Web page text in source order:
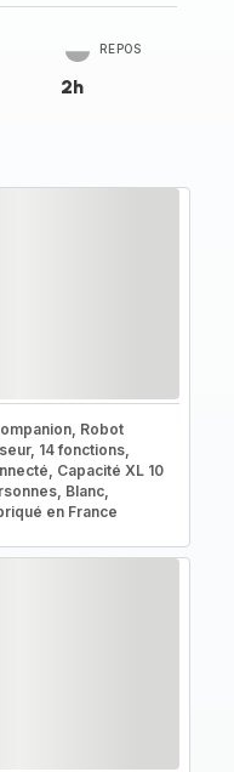
REPOS
2h
Robot
14 fonctions,
Capacité XL 10
Blanc,
en France